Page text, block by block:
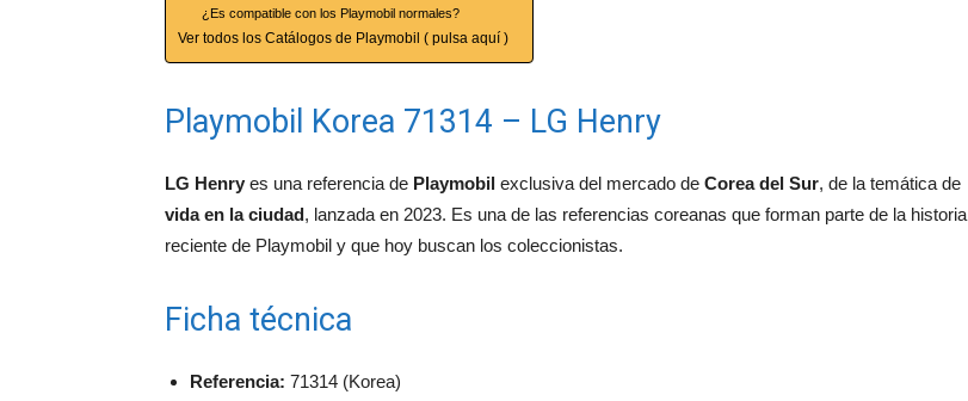
¿Es compatible con los Playmobil normales?
Ver todos los Catálogos de Playmobil ( pulsa aquí )
Playmobil Korea 71314 – LG Henry
LG Henry es una referencia de Playmobil exclusiva del mercado de Corea del Sur, de la temática de
vida en la ciudad, lanzada en 2023. Es una de las referencias coreanas que forman parte de la historia
reciente de Playmobil y que hoy buscan los coleccionistas.
Ficha técnica
Referencia: 71314 (Korea)